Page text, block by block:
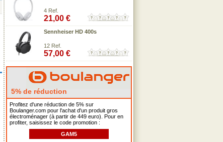
4 Ref.
21,00 €
Sennheiser HD 400s
12 Ref.
57,00 €
5% de réduction
Profitez d'une réduction de 5% sur
Boulanger.com pour l'achat d'un produit gros
électroménager (à partir de 449 euro). Pour en
profiter, saisissez le code promotion :
GAM5